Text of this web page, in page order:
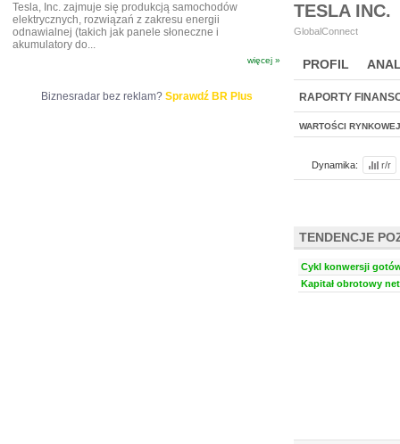
TESLA INC.
GlobalConnect
PROFIL
BR LAB
RAPORTY
WARTOŚCI RYNKOWEJ
Dynamika: r/r
TENDENCJE
Cykl konwersji
Kapitał obrotowy
Tesla, Inc. zajmuje się produkcją samochodów
elektrycznych, rozwiązań z zakresu energii
odnawialnej (takich jak panele słoneczne i
akumulatory do...
więcej »
Biznesradar bez reklam? Sprawdź BR Plus